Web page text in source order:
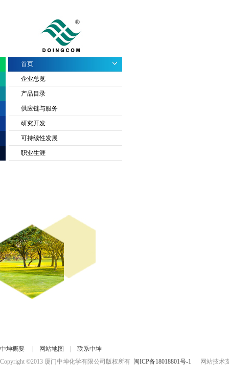
首页
企业总览
产品目录
供应链与服务
研究开发
可持续性发展
职业生涯
中坤概要 网站地图
联系中坤
Copyright ©2013 厦门中坤化学有限公司版权所有 闽ICP备18018801号-1 网站技术